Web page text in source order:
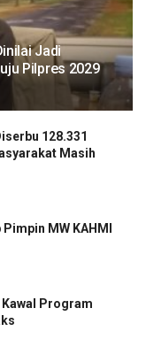
Jadi
Pilpres 2029
128.331
Masih
MW KAHMI
Program